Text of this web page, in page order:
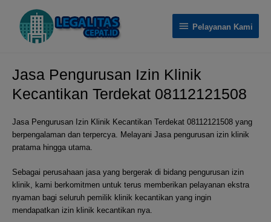
Pelayanan Kami
Jasa Pengurusan Izin Klinik
Kecantikan Terdekat 08112121508
Jasa Pengurusan Izin Klinik Kecantikan Terdekat 08112121508 yang
berpengalaman dan terpercya. Melayani Jasa pengurusan izin klinik
pratama hingga utama.
Sebagai perusahaan jasa yang bergerak di bidang pengurusan izin
klinik, kami berkomitmen untuk terus memberikan pelayanan ekstra
nyaman bagi seluruh pemilik klinik kecantikan yang ingin
mendapatkan izin klinik kecantikan nya.